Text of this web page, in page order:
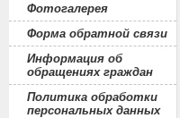
Фотогалерея
Форма обратной связи
Информация об
обращениях граждан
Политика обработки
персональных данных